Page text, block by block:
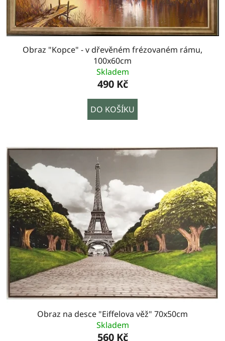
Obraz "Kopce" - v dřevěném frézovaném rámu,
100x60cm
Skladem
490 Kč
DO KOŠÍKU
Obraz na desce "Eiffelova věž" 70x50cm
Skladem
560 Kč